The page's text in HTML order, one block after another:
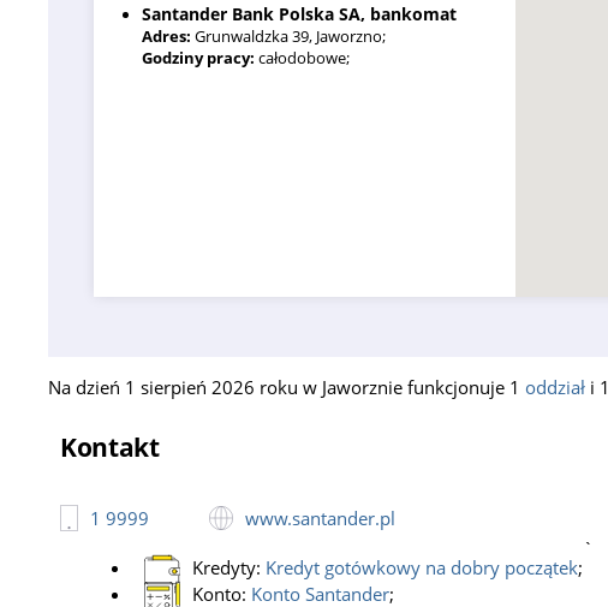
Santander Bank Polska SA, bankomat
Adres: Grunwaldzka 39, Jaworzno;
Godziny pracy: całodobowe;
Na dzień 1 sierpień 2026 roku w Jaworznie funkcjonuje 1 oddział i 1
Kontakt
1 9999 www.santander.pl
Kredyty: Kredyt gotówkowy na dobry początek;
Konto: Konto Santander;
`